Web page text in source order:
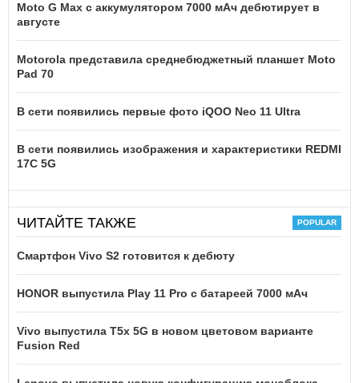
Moto G Max с аккумулятором 7000 мАч дебютирует в
августе
Motorola представила среднебюджетный планшет Moto
Pad 70
В сети появились первые фото iQOO Neo 11 Ultra
В сети появились изображения и характеристики REDMI
17C 5G
ЧИТАЙТЕ ТАКЖЕ
Смартфон Vivo S2 готовится к дебюту
HONOR выпустила Play 11 Pro с батареей 7000 мАч
Vivo выпустила T5x 5G в новом цветовом варианте
Fusion Red